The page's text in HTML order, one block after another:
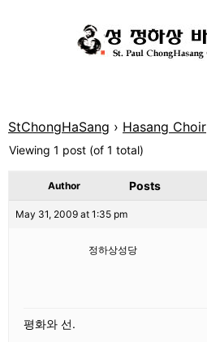
StChongHaSang › Hasang Choir
Viewing 1 post (of 1 total)
Author Posts
May 31, 2009 at 1:35 pm
정하상성당
평화와 선.